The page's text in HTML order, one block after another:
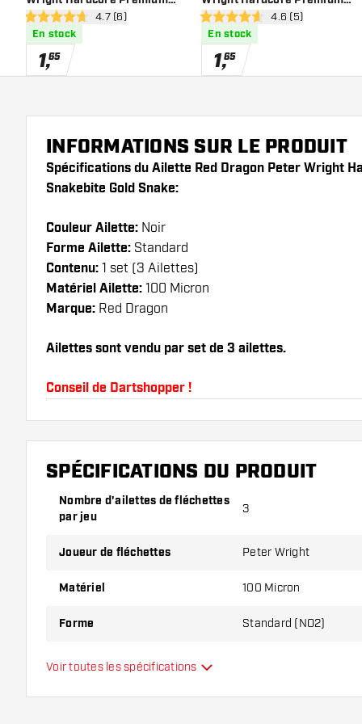
Snakebite White & Rainbow
ouvrir le panneau des avis
4.7 étoiles de notation
4.7 (6)
En stock
1,65
Snakebite Black & Rainbow
ouvrir le panneau
4.6 étoiles de notation
4.6 (5)
En stock
1,65
INFORMATIONS SUR LE PRODUIT
Spécifications du Ailette Red Dragon Peter Wright
Snakebite Gold Snake:
Couleur Ailette: Noir
Forme Ailette: Standard
Contenu: 1 set (3 Ailettes)
Matériel Ailette: 100 Micron
Marque: Red Dragon
Ailettes sont vendu par set de 3 ailettes.
Conseil de Dartshopper !
Veillez à disposer d'un grand nombre d'ailettes et
endommagés ou cassés à l'usage.
pour découvrir la variante qui vous convient le
SPÉCIFICATIONS DU PRODUIT
Nombre d'ailettes de fléchettes
par jeu
3
Joueur de fléchettes Peter Wright
Matériel 100 Micron
Forme Standard (NO2)
Flexibilité
Voir toutes les spécifications